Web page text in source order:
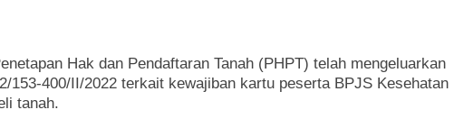
Hak dan Pendaftaran Tanah (PHPT) telah mengeluarkan
153-400/II/2022 terkait kewajiban kartu peserta BPJS Kesehatan
tanah.